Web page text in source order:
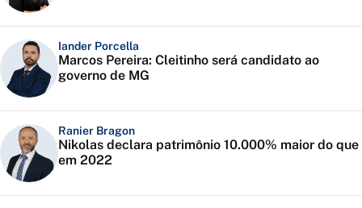
Iander Porcella
Marcos Pereira: Cleitinho será candidato ao
governo de MG
Ranier Bragon
Nikolas declara patrimônio 10.000% maior do que
em 2022